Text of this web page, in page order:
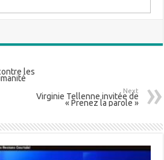
les
Next
Virginie Tellenne invitée de
« Prenez la parole »